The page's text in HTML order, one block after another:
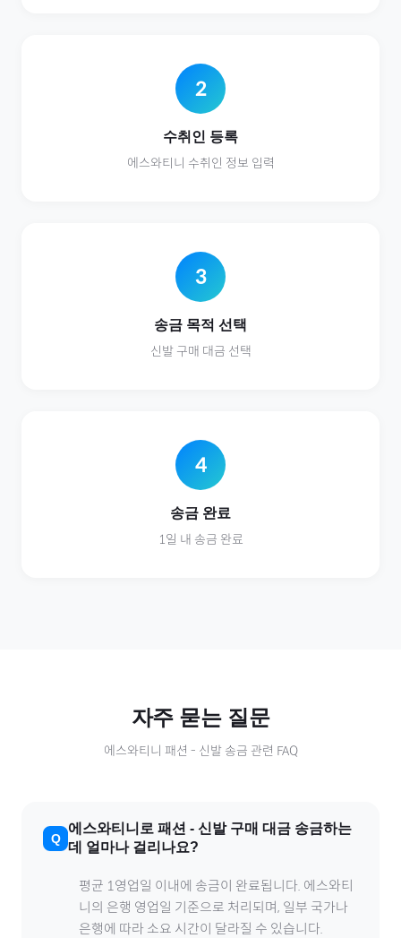
2
수취인 등록
에스와티니 수취인 정보 입력
3
송금 목적 선택
신발구매 대금 선택
4
송금 완료
1일 내 송금 완료
자주 묻는 질문
에스와티니 패션 - 신발송금 관련 FAQ
에스와티니 로 패션 - 신발구매 대금 송금하는
데 얼마나 걸리나요?
평균 1영업일 이내에 송금이 완료됩니다. 에스와티
니의 은행 영업일 기준으로 처리되며, 일부 국가나
은행에 따라 소요 시간이 달라질 수 있습니다.